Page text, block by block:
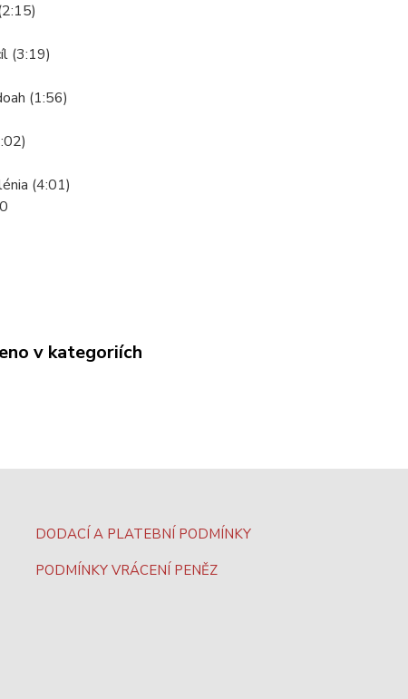
(3:19)
(1:56)
(4:01)
v kategoriích
DODACÍ A PLATEBNÍ PODMÍNKY
PODMÍNKY VRÁCENÍ PENĚZ